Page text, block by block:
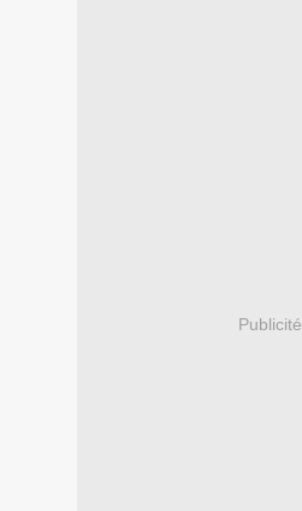
Publicité